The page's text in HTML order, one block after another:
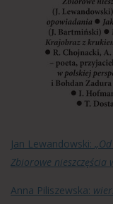
Jan Lewandowski:
Zbiorowe
Anna Piliszewska: